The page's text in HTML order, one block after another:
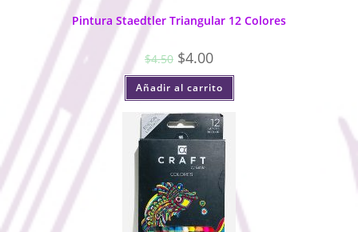
Pintura Staedtler Triangular 12 Colores
$4.50 $4.00
Añadir al carrito